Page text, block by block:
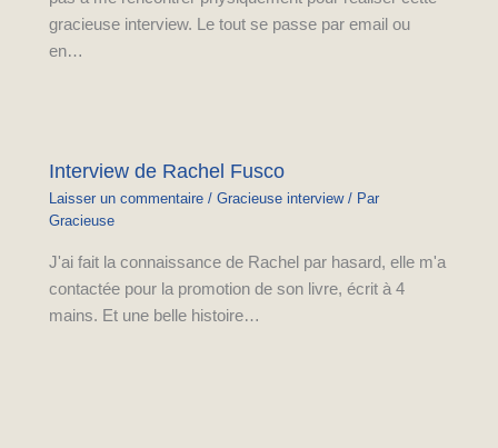
gracieuse interview. Le tout se passe par email ou
en…
Interview de Rachel Fusco
Laisser un commentaire /Gracieuse interview/ Par
Gracieuse
J'ai fait la connaissance de Rachel par hasard, elle m'a
contactée pour la promotion de son livre, écrit à 4
mains. Et une belle histoire…